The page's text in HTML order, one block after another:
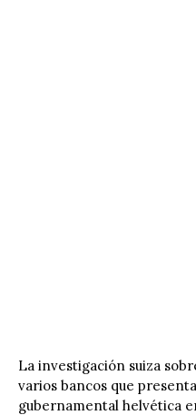
La investigación suiza
varios bancos que
gubernamental helvética